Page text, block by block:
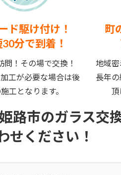
ド駆け付け！
分で到着！
問！その場で交換！
工が必要な場合は後
工となります。
町
地域
長年
路市のガラス交
せください！